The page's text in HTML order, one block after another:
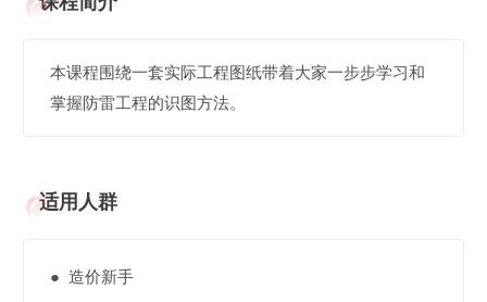
本课程围绕一套实际工程图纸带着大家一步步学习和
掌握防雷工程的识图方法。
适用人群
● 造价新手